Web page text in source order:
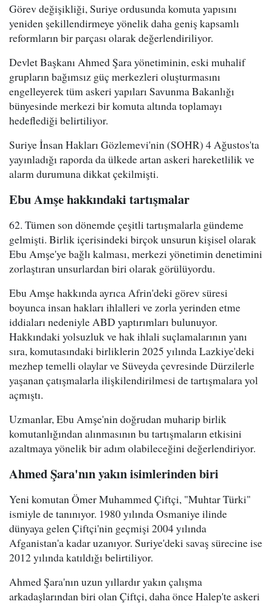
Görev değişikliği, Suriye ordusunda komuta yapısını
yeniden şekillendirmeye yönelik daha geniş kapsamlı
reformların bir parçası olarak değerlendiriliyor.
Devlet Başkanı Ahmed Şara yönetiminin, eski muhalif
grupların bağımsız güç merkezleri oluşturmasını
engelleyerek tüm askeri yapıları Savunma Bakanlığı
bünyesinde merkezi bir komuta altında toplamayı
hedeflediği belirtiliyor.
Suriye İnsan Hakları Gözlemevi'nin (SOHR) 4 Ağustos'ta
yayınladığı raporda da ülkede artan askeri hareketlilik ve
alarm durumuna dikkat çekilmişti.
Ebu Amşe hakkındaki tartışmalar
62. Tümen son dönemde çeşitli tartışmalarla gündeme
gelmişti. Birlik içerisindeki birçok unsurun kişisel olarak
Ebu Amşe'ye bağlı kalması, merkezi yönetimin denetimini
zorlaştıran unsurlardan biri olarak görülüyordu.
Ebu Amşe hakkında ayrıca Afrin'deki görev süresi
boyunca insan hakları ihlalleri ve zorla yerinden etme
iddiaları nedeniyle ABD yaptırımları bulunuyor.
Hakkındaki yolsuzluk ve hak ihlali suçlamalarının yanı
sıra, komutasındaki birliklerin 2025 yılında Lazkiye'deki
mezhep temelli olaylar ve Süveyda çevresinde Dürzilerle
yaşanan çatışmalarla ilişkilendirilmesi de tartışmalara yol
açmıştı.
Uzmanlar, Ebu Amşe'nin doğrudan muharip birlik
komutanlığından alınmasının bu tartışmaların etkisini
azaltmaya yönelik bir adım olabileceğini değerlendiriyor.
Ahmed Şara'nın yakın isimlerinden biri
Yeni komutan Ömer Muhammed Çiftçi, "Muhtar Türki"
ismiyle de tanınıyor. 1980 yılında Osmaniye ilinde
dünyaya gelen Çiftçi'nin geçmişi 2004 yılında
Afganistan'a kadar uzanıyor. Suriye'deki savaş sürecine ise
2012 yılında katıldığı belirtiliyor.
Ahmed Şara'nın uzun yıllardır yakın çalışma
arkadaşlarından biri olan Çiftçi, daha önce Halep'te askeri